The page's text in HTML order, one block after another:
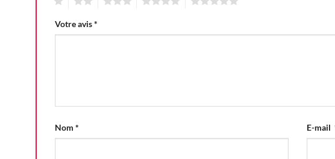
Votre avis*
Nom * E-mail